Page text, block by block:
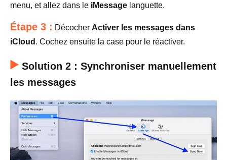
menu, et allez dans le iMessage languette.
Étape 3 : Décocher Activer les messages dans
iCloud . Cochez ensuite la case pour le réactiver.
Solution 2 : Synchroniser manuellement
les messages